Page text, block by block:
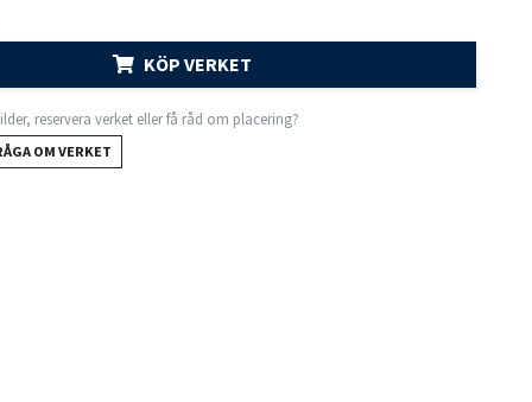
KÖP VERKET
reservera verket eller få råd om placering?
OM VERKET